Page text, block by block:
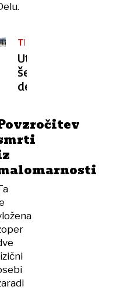
TRAGEDIJA
Utopitev
šestletnega
dečka